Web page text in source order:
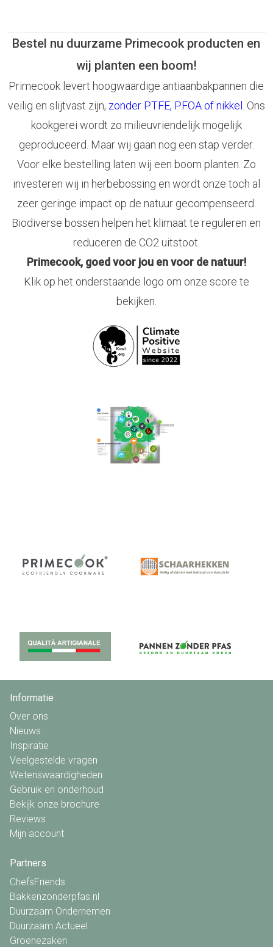
Bestel nu duurzame Primecook producten en
wij planten een boom!
Primecook levert hoogwaardige antiaanbakpannen die
veilig en slijtvast zijn, zonder PTFE, PFOA of nikkel . Ons
kookgerei wordt zo milieuvriendelijk mogelijk
geproduceerd. Maar wij gaan nog een stap verder.
Voor elke bestelling laten wij een boom planten. Zo
investeren wij in herbebossing en wordt onze toch al
zeer geringe impact op de natuur gecompenseerd.
Biodiverse bossen helpen het klimaat te reguleren en
reduceren de CO2 uitstoot.
Primecook, goed voor jou en voor de natuur!
Klik op het onderstaande logo om onze score te
bekijken.
Informatie
Over ons
Nieuws
Inspiratie
Veelgestelde vragen
Wetenswaardigheden
Gebruik en onderhoud
Bekijk onze brochure
Reviews
Mijn account
Partners
ChefsFriends
Bakkenzonderpfas.nl
Duurzaam Ondernemen
Duurzaam Actueel
Groenezaken